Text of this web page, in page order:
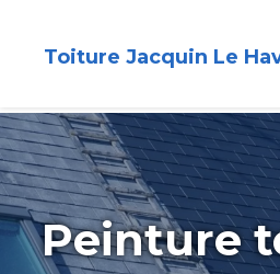
Toiture Jacquin Le
Peinture